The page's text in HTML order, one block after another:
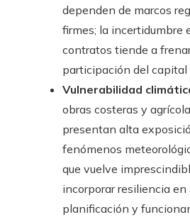
dependen de marcos
firmes; la incertidumbre
contratos tiende a
participación del capital
Vulnerabilidad
obras costeras y
presentan alta
fenómenos
que vuelve
incorporar resiliencia en
planificación y